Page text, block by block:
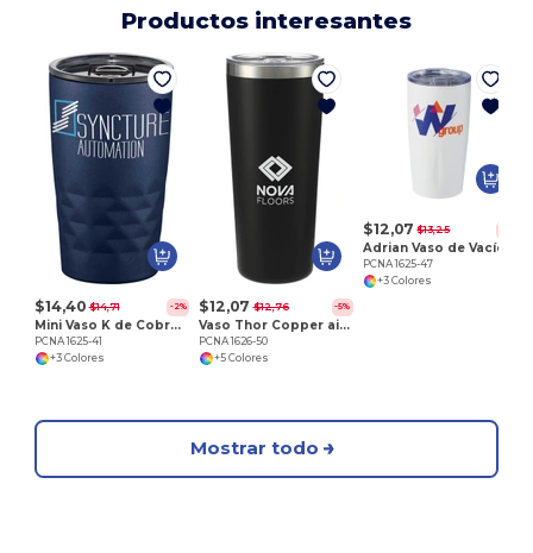
Productos interesantes
$14,40 $14,71 -2%
Mini Vaso K de Cobre Aislado al Vacío 14oz
PCNA 1625-41
+3 Colores
$12,07 $12,76 -5%
Vaso Thor Copper aislado al vacío 22oz
PCNA 1626-50
+5 Colores
$12,07 $13,25
PCNA 1625-47
+3 Colores
Mostrar todo